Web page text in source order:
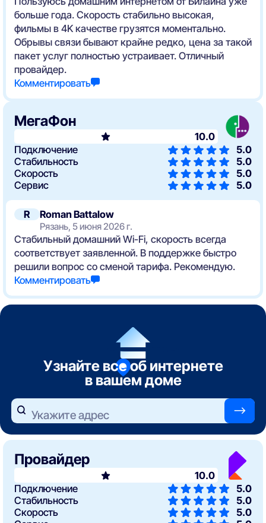
больше года. Скорость стабильно высокая,
фильмы в 4K качестве грузятся моментально.
Обрывы связи бывают крайне редко, цена за такой
пакет услуг полностью устраивает. Отличный
провайдер.
Комментировать
R Roman Battalow
Рязань, 5 июня 2026 г.
Стабильный домашний Wi-Fi, скорость всегда
соответствует заявленной. В поддержке быстро
решили вопрос со сменой тарифа. Рекомендую.
Комментировать
МегаФон
10.0
Подключение
5.0
Стабильность
5.0
Скорость
5.0
Сервис
5.0
Узнайте все об интернете
в вашем доме
Укажите адрес —>
Провайдер
10.0
Подключение
5.0
Стабильность
5.0
Скорость
5.0